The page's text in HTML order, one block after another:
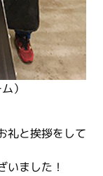
）
礼と挨拶をして
いました！